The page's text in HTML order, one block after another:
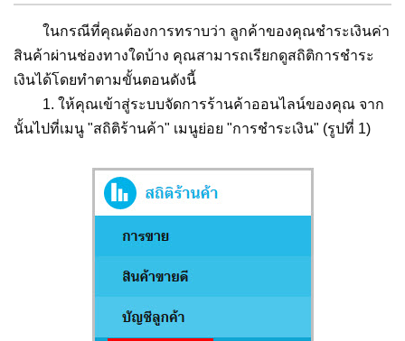
ในกรณีที่คุณต้องการทราบว่า ลูกค้าของคุณชำระเงินค่า
สินค้าผ่านช่องทางใดบ้าง คุณสามารถเรียกดูสถิติการชำระ
เงินได้โดยทำตามขั้นตอนดังนี้
1. ให้คุณเข้าสู่ระบบจัดการร้านค้าออนไลน์ของคุณ จาก
นั้นไปที่เมนู "สถิติร้านค้า" เมนูย่อย "การชำระเงิน" (รูปที่ 1)